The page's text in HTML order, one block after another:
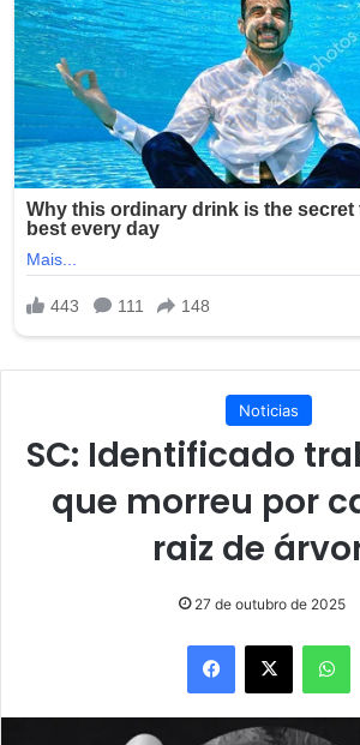
Noticias
SC: Identificado
que morreu por
raiz de
27 de outubro de 2025
Facebook
X